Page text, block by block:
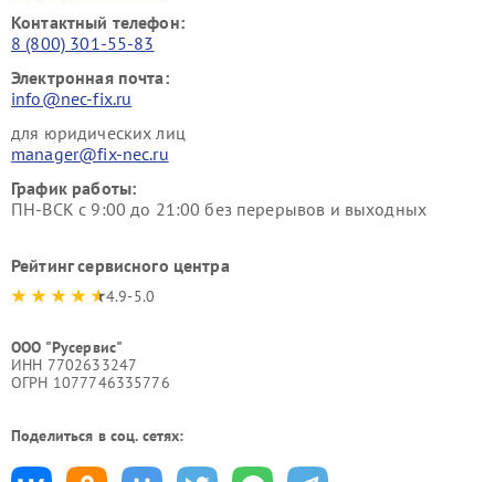
Контактный телефон:
8 (800) 301-55-83
Электронная почта:
info@nec-fix.ru
для юридических лиц
manager@fix-nec.ru
График работы:
ПН-ВСК с 9:00 до 21:00 без перерывов и выходных
Рейтинг сервисного центра
4.9-5.0
ООО "Русервис"
ИНН 7702633247
ОГРН 1077746335776
Поделиться в соц. сетях: